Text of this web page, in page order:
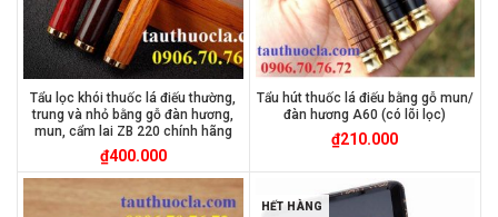
Tẩu lọc khói thuốc lá điếu thường,
trung và nhỏ bằng gỗ đàn hương,
mun, cẩm lai ZB 220 chính hãng
₫400.000
Tẩu hút thuốc lá điếu bằng gỗ mun/
đàn hương A60 (có lõi lọc)
₫210.000
HẾT HÀNG